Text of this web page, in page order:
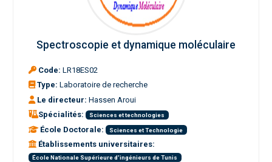
Spectroscopie et dynamique moléculaire
Code: LR18ES02
Type: Laboratoire de recherche
Le directeur: Hassen Aroui
Spécialités:
Sciences et technologies
École Doctorale: Sciences et Technologie
Établissements universitaires:
École Nationale Supérieure d'ingénieurs de Tunis